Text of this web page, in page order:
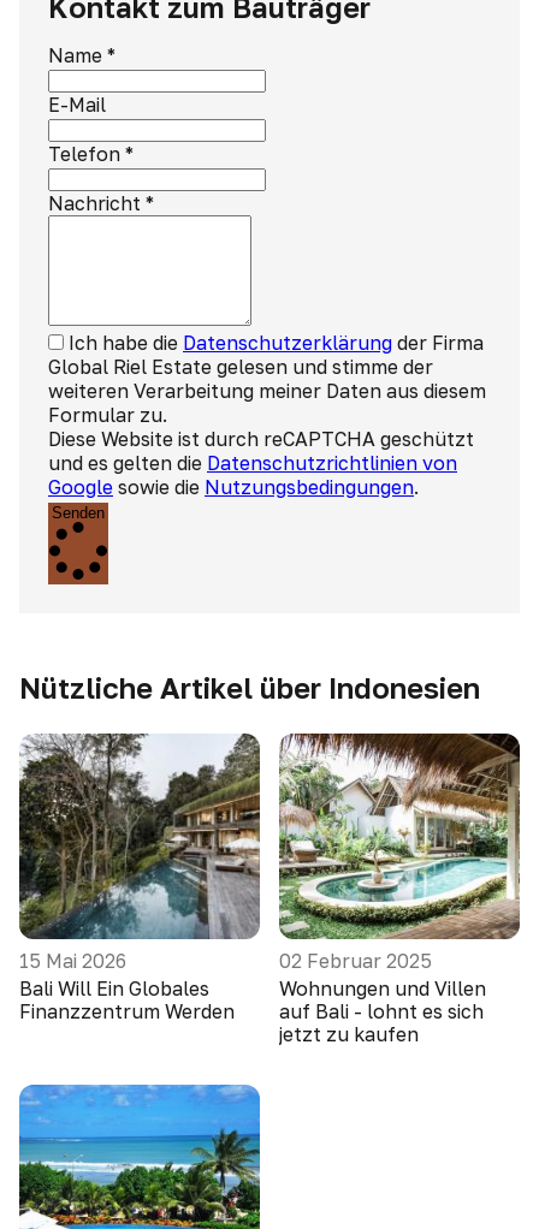
Name *
E-Mail
Telefon *
Nachricht *
Ich habe die Datenschutzerklärung der Firma
Global Riel Estate gelesen und stimme der
weiteren Verarbeitung meiner Daten aus diesem
Formular zu.
Diese Website ist durch reCAPTCHA geschützt
und es gelten die Datenschutzrichtlinien von
Google sowie die Nutzungsbedingungen.
Senden
Nützliche Artikel über Indonesien
15 Mai 2026
Bali Will Ein Globales
Finanzzentrum Werden
02 Februar 2025
Wohnungen und Villen
auf Bali - lohnt es sich
jetzt zu kaufen